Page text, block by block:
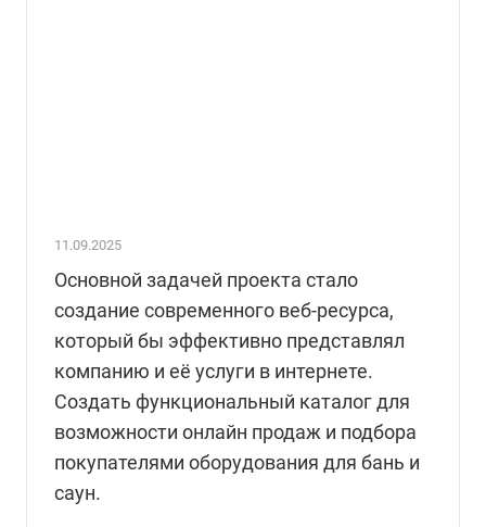
11.09.2025
Основной задачей проекта стало
создание современного веб-ресурса,
который бы эффективно представлял
компанию и её услуги в интернете.
Создать функциональный каталог для
возможности онлайн продаж и подбора
покупателями оборудования для бань и
саун.